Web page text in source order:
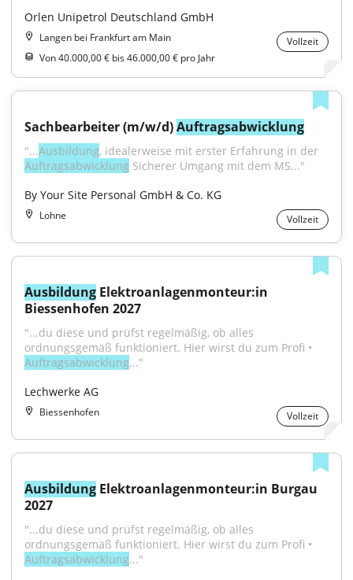
Orlen Unipetrol Deutschland GmbH
Langen bei Frankfurt am Main
Vollzeit
Von 40.000,00 € bis 46.000,00 € pro Jahr
Sachbearbeiter (m/w/d) Auftragsabwicklung
"...Ausbildung
Auftragsabwicklung Sicherer Umgang mit dem MS..."
By Your Site Personal GmbH & Co. KG
Lohne Vollzeit
Ausbildung Elektroanlagenmonteur:in
Biessenhofen 2027
"...du diese und prüfst regelmäßig, ob alles
Auftragsabwicklung..."
Lechwerke AG
Biessenhofen Vollzeit
Ausbildung Elektroanlagenmonteur:in Burgau
2027
"...du diese und prüfst regelmäßig, ob alles
Auftragsabwicklung..."